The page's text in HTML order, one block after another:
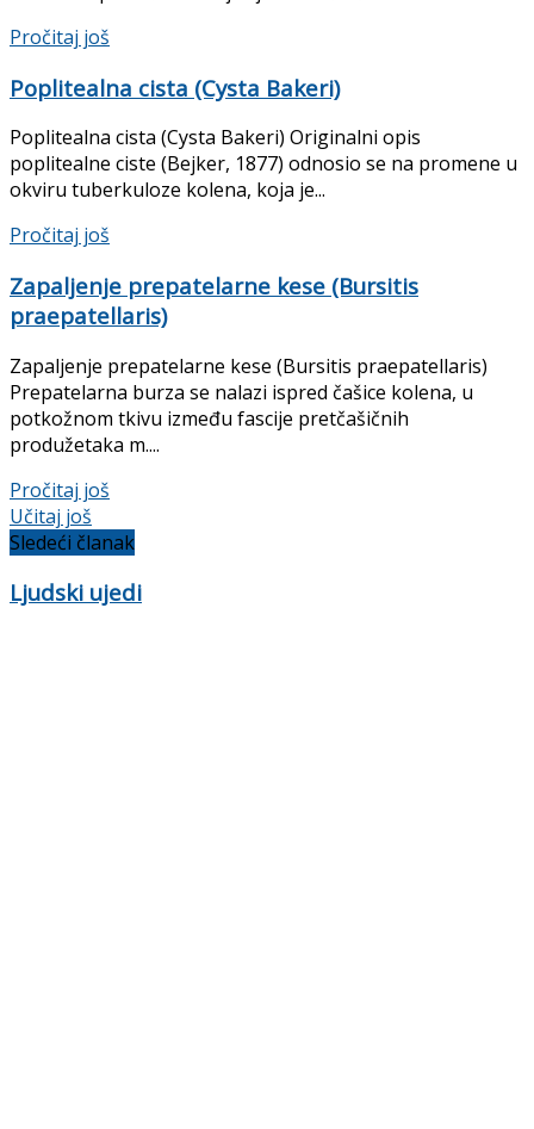
Pročitaj još
Poplitealna cista (Cysta Bakeri)
Poplitealna cista (Cysta Bakeri) Originalni opis
poplitealne ciste (Bejker, 1877) odnosio se na promene u
okviru tuberkuloze kolena, koja je...
Pročitaj još
Zapaljenje prepatelarne kese (Bursitis
praepatellaris)
Zapaljenje prepatelarne kese (Bursitis praepatellaris)
Prepatelarna burza se nalazi ispred čašice kolena, u
potkožnom tkivu između fascije pretčašičnih
produžetaka m....
Pročitaj još
Učitaj još
Sledeći članak
Ljudski ujedi